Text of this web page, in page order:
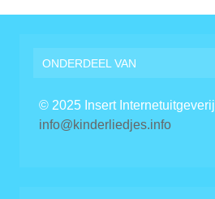
ONDERDEEL VAN
© 2025 Insert Internetuitgeverij
info@kinderliedjes.info